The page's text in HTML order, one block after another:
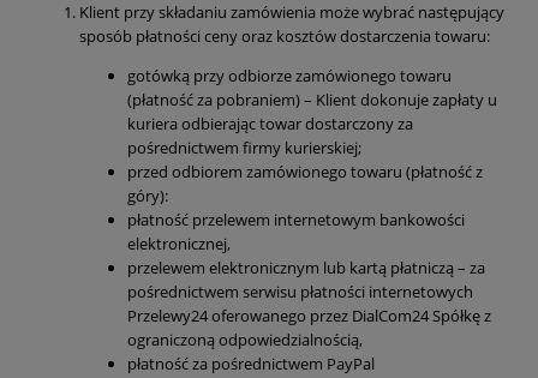
Klient przy składaniu zamówienia może wybrać następujący
sposób płatności ceny oraz kosztów dostarczenia towaru:
gotówką przy odbiorze zamówionego towaru
(płatność za pobraniem) – Klient dokonuje zapłaty u
kuriera odbierając towar dostarczony za
pośrednictwem firmy kurierskiej;
przed odbiorem zamówionego towaru (płatność z
góry):
płatność przelewem internetowym bankowości
elektronicznej,
przelewem elektronicznym lub kartą płatniczą – za
pośrednictwem serwisu płatności internetowych
Przelewy24 oferowanego przez DialCom24 Spółkę z
ograniczoną odpowiedzialnością,
płatność za pośrednictwem PayPal